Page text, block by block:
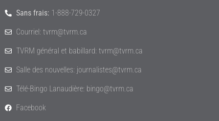
Sans frais: 1-888-729-0327
Courriel: tvrm@tvrm.ca
TVRM général et babillard: tvrm@tvrm.ca
Salle des nouvelles: journalistes@tvrm.ca
Télé-Bingo Lanaudière: bingo@tvrm.ca
Facebook